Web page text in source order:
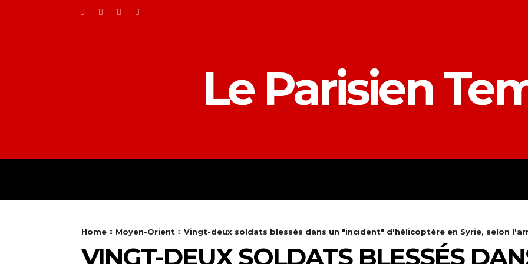
Le Parisien
Home Moyen-Orient Vingt-deux soldats blessés dans un "incident" d'hélicoptère en Syrie, selon
VINGT-DEUX SOLDATS BLESSÉS